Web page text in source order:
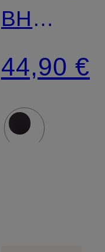
BH
FIT
44,90 €